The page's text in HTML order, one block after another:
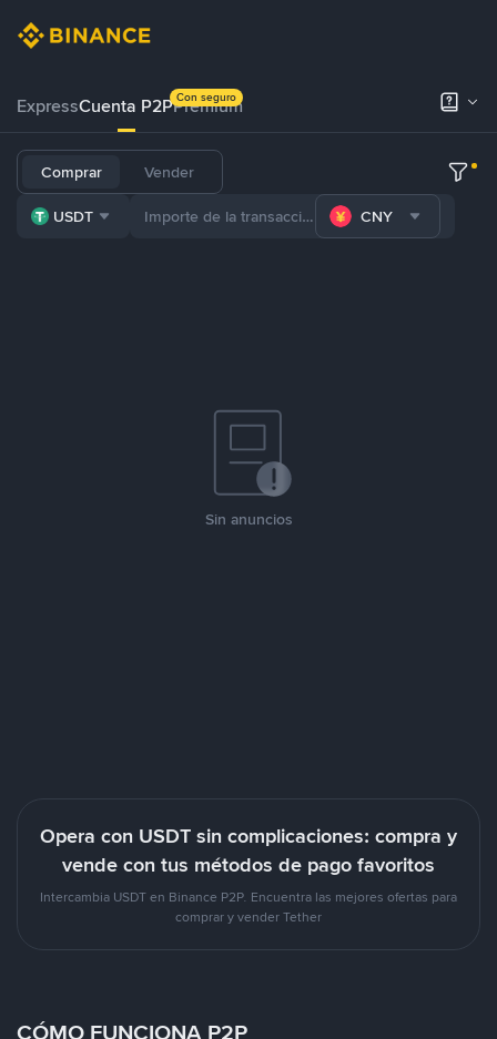
ExpressCuenta P2PPrémium
Con seguro
Comprar Vender
USDT CNY
Sin anuncios
Opera con USDT sin complicaciones: compra y
vende con tus métodos de pago favoritos
Intercambia USDT en Binance P2P. Encuentra las mejores ofertas para
comprar y vender Tether
CÓMO FUNCIONA P2P